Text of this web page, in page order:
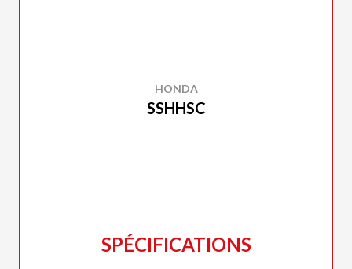
HONDA
SSHHSC
SPÉCIFICATIONS